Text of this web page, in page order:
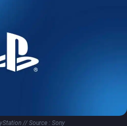
// Source : Sony